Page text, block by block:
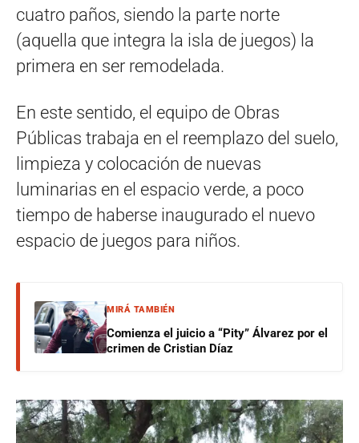
cuatro paños, siendo la parte norte
(aquella que integra la isla de juegos) la
primera en ser remodelada.
En este sentido, el equipo de Obras
Públicas trabaja en el reemplazo del suelo,
limpieza y colocación de nuevas
luminarias en el espacio verde, a poco
tiempo de haberse inaugurado el nuevo
espacio de juegos para niños.
MIRÁ TAMBIÉN
Comienza el juicio a “Pity” Álvarez por el
crimen de Cristian Díaz